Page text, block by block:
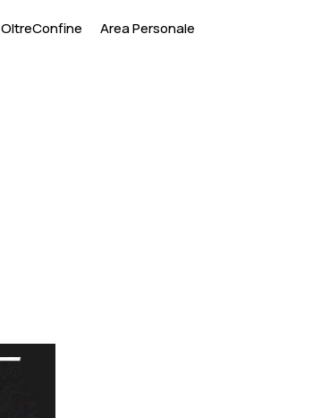
OltreConfine
Area Personale